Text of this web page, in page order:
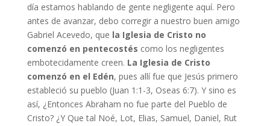
día estamos hablando de gente negligente aquí. Pero
antes de avanzar, debo corregir a nuestro buen amigo
Gabriel Acevedo, que la Iglesia de Cristo no
comenzó en pentecostés como los negligentes
embotecidamente creen. La Iglesia de Cristo
comenzó en el Edén, pues allí fue que Jesús primero
estableció su pueblo (Juan 1:1-3, Oseas 6:7). Y sino es
así, ¿Entonces Abraham no fue parte del Pueblo de
Cristo? ¿Y Que tal Noé, Lot, Elias, Samuel, Daniel, Rut